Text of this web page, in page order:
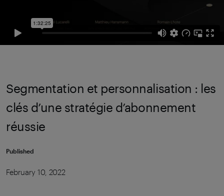
Segmentation et personnalisation : les
clés d’une stratégie d’abonnement
réussie
Published
February 10, 2022